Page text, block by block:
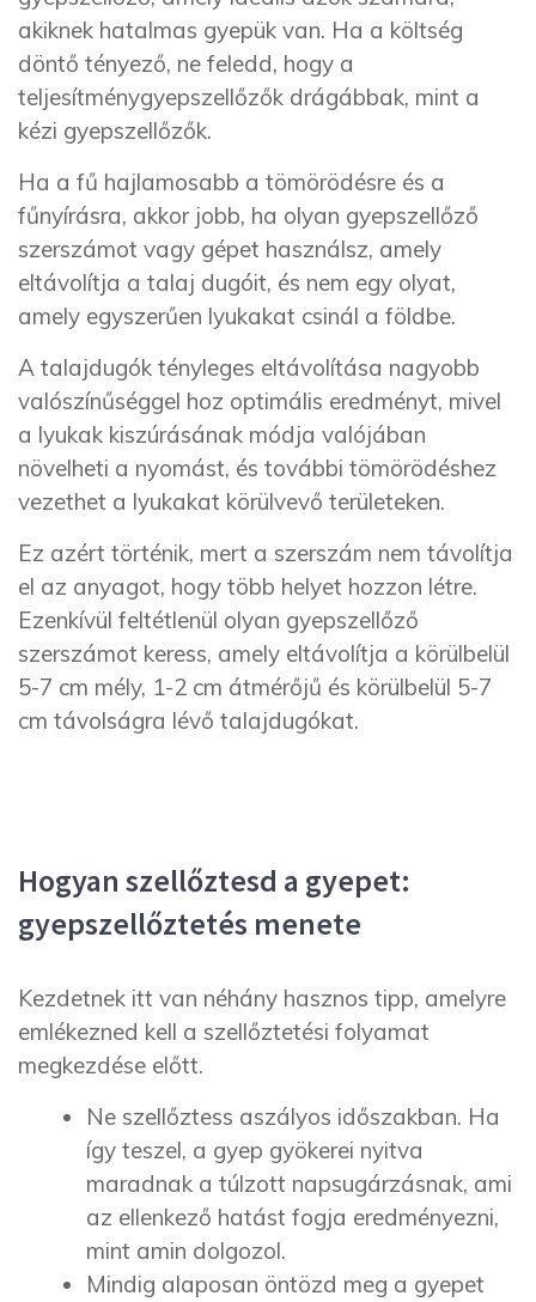
akiknek hatalmas gyepük van. Ha a költség
döntő tényező, ne feledd, hogy a
teljesítménygyepszellőzők drágábbak, mint a
kézi gyepszellőzők.
Ha a fű hajlamosabb a tömörödésre és a
fűnyírásra, akkor jobb, ha olyan gyepszellőző
szerszámot vagy gépet használsz, amely
eltávolítja a talaj dugóit, és nem egy olyat,
amely egyszerűen lyukakat csinál a földbe.
A talajdugók tényleges eltávolítása nagyobb
valószínűséggel hoz optimális eredményt, mivel
a lyukak kiszúrásának módja valójában
növelheti a nyomást, és további tömörödéshez
vezethet a lyukakat körülvevő területeken.
Ez azért történik, mert a szerszám nem távolítja
el az anyagot, hogy több helyet hozzon létre.
Ezenkívül feltétlenül olyan gyepszellőző
szerszámot keress, amely eltávolítja a körülbelül
5-7 cm mély, 1-2 cm átmérőjű és körülbelül 5-7
cm távolságra lévő talajdugókat.
Hogyan szellőztesd a gyepet:
gyepszellőztetés menete
Kezdetnek itt van néhány hasznos tipp, amelyre
emlékezned kell a szellőztetési folyamat
megkezdése előtt.
Ne szellőztess aszályos időszakban. Ha
így teszel, a gyep gyökerei nyitva
maradnak a túlzott napsugárzásnak, ami
az ellenkező hatást fogja eredményezni,
mint amin dolgozol.
Mindig alaposan öntözd meg a gyepet